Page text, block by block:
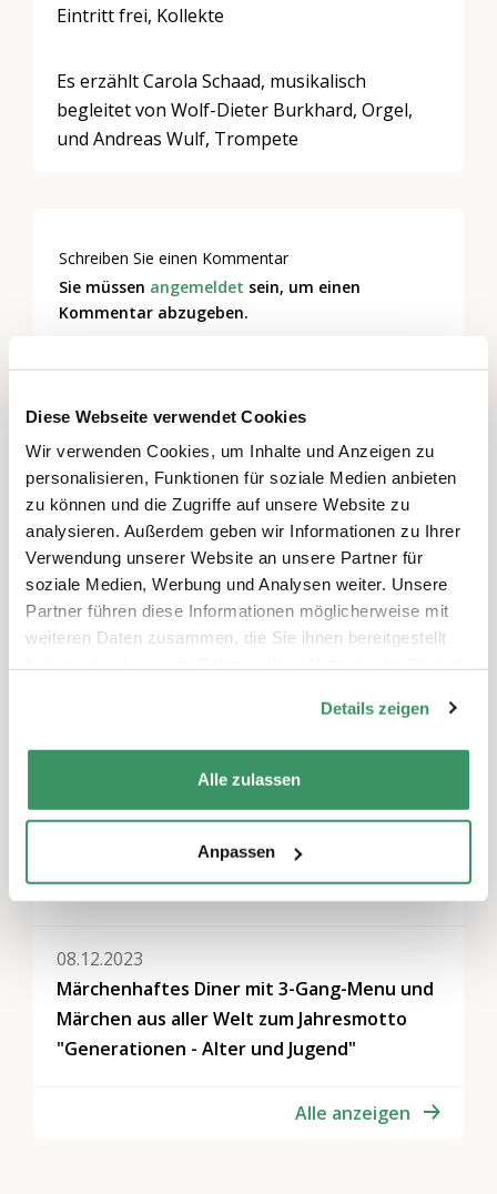
Diese Webseite verwendet Cookies
Wir verwenden Cookies, um Inhalte und Anzeigen zu
personalisieren, Funktionen für soziale Medien anbieten
zu können und die Zugriffe auf unsere Website zu
analysieren. Außerdem geben wir Informationen zu Ihrer
Verwendung unserer Website an unsere Partner für
soziale Medien, Werbung und Analysen weiter. Unsere
Partner führen diese Informationen möglicherweise mit
weiteren Daten zusammen, die Sie ihnen bereitgestellt
Details zeigen
Alle zulassen
Anpassen
Themen
Kultur & Künste,Kommunikation & Medien
Regionen
Ganze Schweiz
Von Schelmen und Glückskindern
24.09.2024
Märchen mit Biss, Schalk und Humor mit
leisen Zwischentönen
08.12.2023
Märchenhaftes Diner mit 3-Gang-Menu und
Märchen aus aller Welt zum Jahresmotto
"Generationen - Alter und Jugend"
Alle anzeigen
Eintritt frei, Kollekte
Es erzählt Carola Schaad, musikalisch
begleitet von Wolf-Dieter Burkhard, Orgel,
und Andreas Wulf, Trompete
Schreiben Sie einen Kommentar
Sie müssen angemeldet sein, um einen
Kommentar abzugeben.